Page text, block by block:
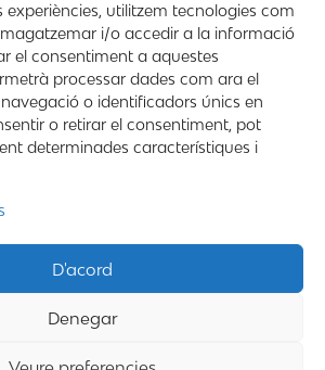
experiències, utilitzem tecnologies com
i/o accedir a la informació
el consentiment a aquestes
processar dades com ara el
o identificadors únics en
o retirar el consentiment, pot
determinades característiques i
D'acord
Denegar
TELECOMPTADORS D’AIGUA”
primera jornada i taula rodona
a Terrassa que organitza el Grup
ambient de l’OAT. 👨‍🏫👩‍🏫
Mapa web Contacte
Jose Ignacio Barragan Lopez